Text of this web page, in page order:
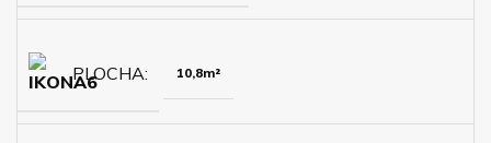
PLOCHA 10,8m²